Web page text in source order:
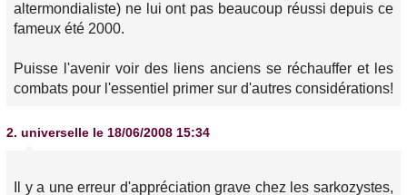
altermondialiste) ne lui ont pas beaucoup réussi depuis ce
fameux été 2000.
Puisse l'avenir voir des liens anciens se réchauffer et les
combats pour l'essentiel primer sur d'autres considérations!
2. universelle le 18/06/2008 15:34
Il y a une erreur d'appréciation grave chez les sarkozystes,